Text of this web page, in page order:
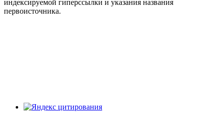
индексируемой гиперссылки и указания названия
первоисточника.